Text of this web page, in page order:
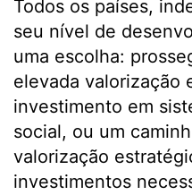
Todos os países,
seu nível de
uma escolha:
elevada valorização
investimento em
social, ou um
valorização
investimentos